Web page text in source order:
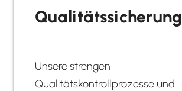
Qualitätssicherung
Unsere strengen
Qualitätskontrollprozesse und